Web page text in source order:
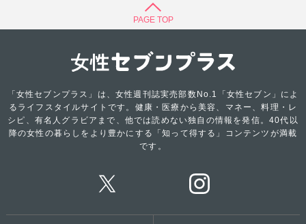
PAGE TOP
「女性セブンプラス」は、女性週刊誌実売部数No.1「女性セブン」によ
るライフスタイルサイトです。健康・医療から美容、マネー、料理・レ
シピ、有名人グラビアまで、他では読めない独自の情報を発信。40代以
降の女性の暮らしをより豊かにする「知って得する」コンテンツが満載
です。